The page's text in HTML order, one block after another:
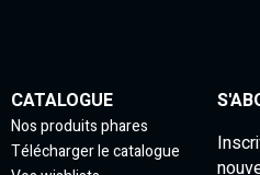
CATALOGUE
Nos produits phares
Télécharger le catalogue